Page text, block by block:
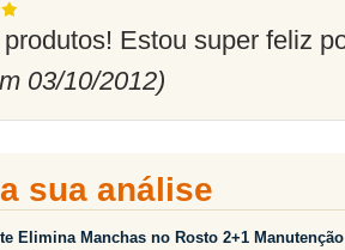
Estou super feliz
03/10/2012)
sua análise
Elimina Manchas no Rosto 2+1